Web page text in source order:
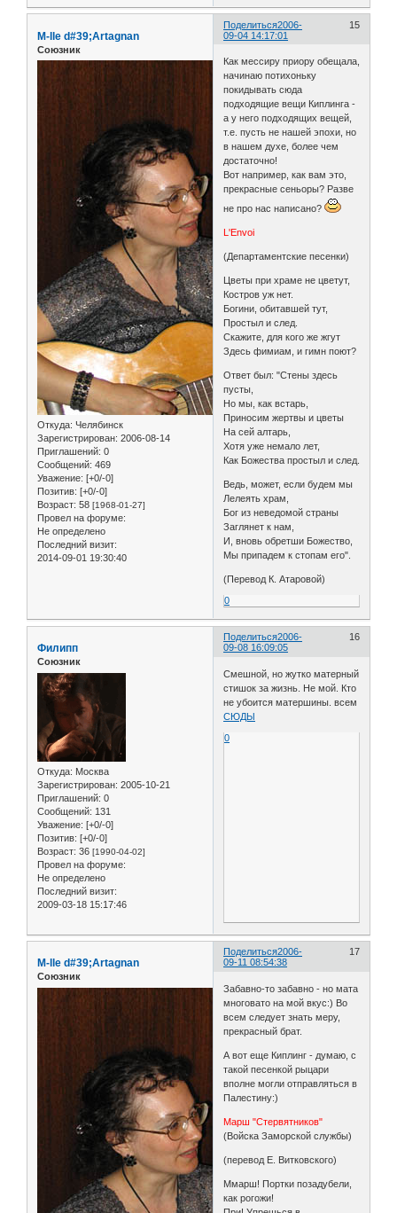
Поделиться 15
2006-
09-04 14:17:01
M-lle d#39;Artagnan
Союзник
Откуда: Челябинск
Зарегистрирован: 2006-08-14
Приглашений: 0
Сообщений: 469
Уважение: [+0/-0]
Позитив: [+0/-0]
Возраст: 58 [1968-01-27]
Провел на форуме:
Не определено
Последний визит:
2014-09-01 19:30:40
Как мессиру приору обещала,
начинаю потихоньку
покидывать сюда
подходящие вещи Киплинга -
а у него подходящих вещей,
т.е. пусть не нашей эпохи, но
в нашем духе, более чем
достаточно!
Вот например, как вам это,
прекрасные сеньоры? Разве
не про нас написано?
L'Envoi
(Департаментские песенки)
Цветы при храме не цветут,
Костров уж нет.
Богини, обитавшей тут,
Простыл и след.
Скажите, для кого же жгут
Здесь фимиам, и гимн поют?
Ответ был: "Стены здесь
пусты,
Но мы, как встарь,
Приносим жертвы и цветы
На сей алтарь,
Хотя уже немало лет,
Как Божества простыл и след.
Ведь, может, если будем мы
Лелеять храм,
Бог из неведомой страны
Заглянет к нам,
И, вновь обретши Божество,
Мы припадем к стопам его".
(Перевод К. Атаровой)
0
Поделиться 16
2006-
09-08 16:09:05
Филипп
Союзник
Откуда: Москва
Зарегистрирован: 2005-10-21
Приглашений: 0
Сообщений: 131
Уважение: [+0/-0]
Позитив: [+0/-0]
Возраст: 36 [1990-04-02]
Провел на форуме:
Не определено
Последний визит:
2009-03-18 15:17:46
Смешной, но жутко матерный
стишок за жизнь. Не мой. Кто
не убоится матершины. всем
СЮДЫ
0
Поделиться 17
2006-
09-11 08:54:38
M-lle d#39;Artagnan
Союзник
Забавно-то забавно - но мата
многовато на мой вкус:) Во
всем следует знать меру,
прекрасный брат.
А вот еще Киплинг - думаю, с
такой песенкой рыцари
вполне могли отправляться в
Палестину:)
Марш "Стервятников"
(Войска Заморской службы)
(перевод Е. Витковского)
Ммарш! Портки позадубели,
как рогожи!